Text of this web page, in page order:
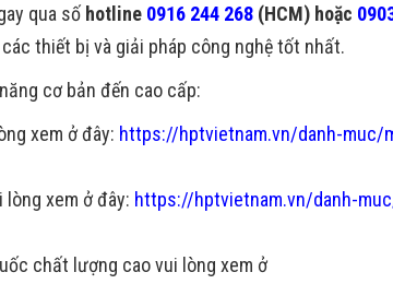
qua số hotline 0916 244 268 (HCM) hoặc
thiết bị và giải pháp công nghệ tốt nhất.
cơ bản đến cao cấp:
xem ở đây: https://hptvietnam.vn/danh-muc/
lòng xem ở đây: https://hptvietnam.vn/danh-
chất lượng cao vui lòng xem ở